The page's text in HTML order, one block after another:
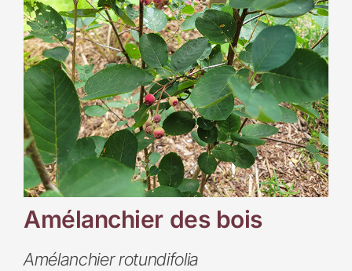
Amélanchier des bois
Amélanchier rotundifolia